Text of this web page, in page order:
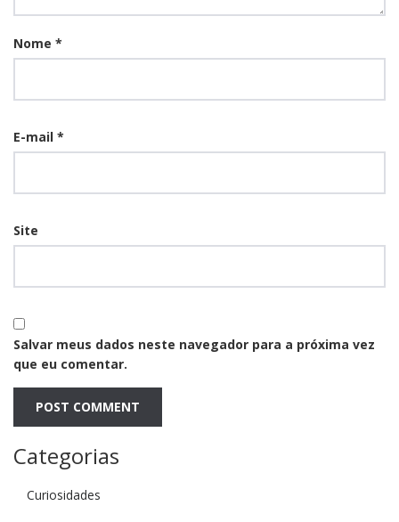
Nome *
E-mail *
Site
Salvar meus dados neste navegador para a próxima vez
que eu comentar.
Categorias
Curiosidades